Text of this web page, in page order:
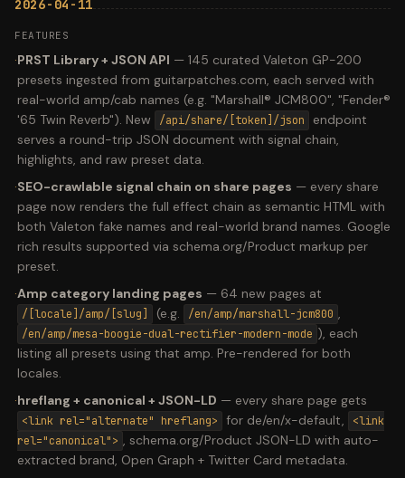
2026-04-11
FEATURES
·PRST Library + JSON API — 145 curated Valeton GP-200
presets ingested from guitarpatches.com, each served with
real-world amp/cab names (e.g. "Marshall® JCM800", "Fender®
'65 Twin Reverb"). New
/api/share/[token]/json
endpoint
serves a round-trip JSON document with signal chain,
highlights, and raw preset data.
·SEO-crawlable signal chain on share pages — every share
page now renders the full effect chain as semantic HTML with
both Valeton fake names and real-world brand names. Google
rich results supported via schema.org/Product markup per
preset.
·Amp category landing pages — 64 new pages at
/[locale]/amp/[slug] (e.g. /en/amp/marshall-jcm800 ,
/en/amp/mesa-boogie-dual-rectifier-modern-mode ), each
listing all presets using that amp. Pre-rendered for both
locales.
·hreflang + canonical + JSON-LD — every share page gets
<link rel="alternate" hreflang> for de/en/x-default,
<link
rel="canonical"> , schema.org/Product JSON-LD with auto-
extracted brand, Open Graph + Twitter Card metadata.